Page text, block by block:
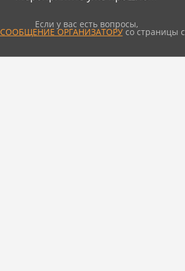
Если у вас есть вопросы,
СООБЩЕНИЕ ОРГАНИЗАТОРУсо страницы